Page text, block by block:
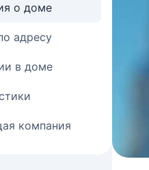
о доме
адресу
в доме
компания